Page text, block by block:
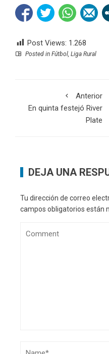
Post Views: 1.268
Posted in Fútbol Liga Rural
Anterior
En quinta festejó River
Plate
DEJA UNA
Tu dirección de correo
campos obligatorios están